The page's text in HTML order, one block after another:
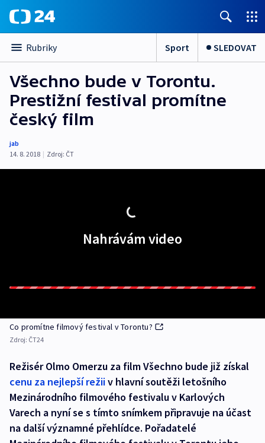
Rubriky Sport SLEDOVAT
Všechno bude v Torontu.
Prestižní festival promítne
český film
jab
14. 8. 2018 | Zdroj: ČT
Nahrávám video
Co promítne filmový festival v Torontu?
Zdroj: ČT24
Režisér Olmo Omerzu za film Všechno bude již získal
cenu za nejlepší režiiv hlavní soutěži letošního
Mezinárodního filmového festivalu v Karlových
Varech a nyní se s tímto snímkem připravuje na účast
na další významné přehlídce. Pořadatelé